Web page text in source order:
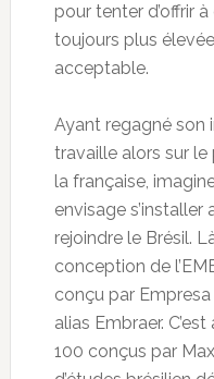
pour tenter d’offrir
toujours plus
acceptable.
Ayant regagné son
travaille alors sur le
la française,
envisage
rejoindre le Brésil.
conception de
conçu par
alias Embraer.
100 conçus par